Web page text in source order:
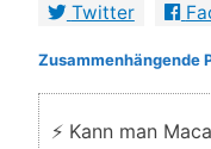
Twitter
Zusammenhängende
⚡ Kann man